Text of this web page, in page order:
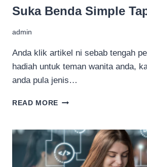
Suka Benda Simple
admin
Anda klik artikel ni sebab tengah
hadiah untuk teman wanita anda,
anda pula jenis…
READ MORE HADIAH
WANITA
YANG
SUKA
BENDA